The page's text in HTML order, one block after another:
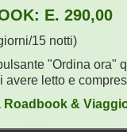
E. 290,00
15 notti)
"Ordina ora"
avere letto e
Roadbook &